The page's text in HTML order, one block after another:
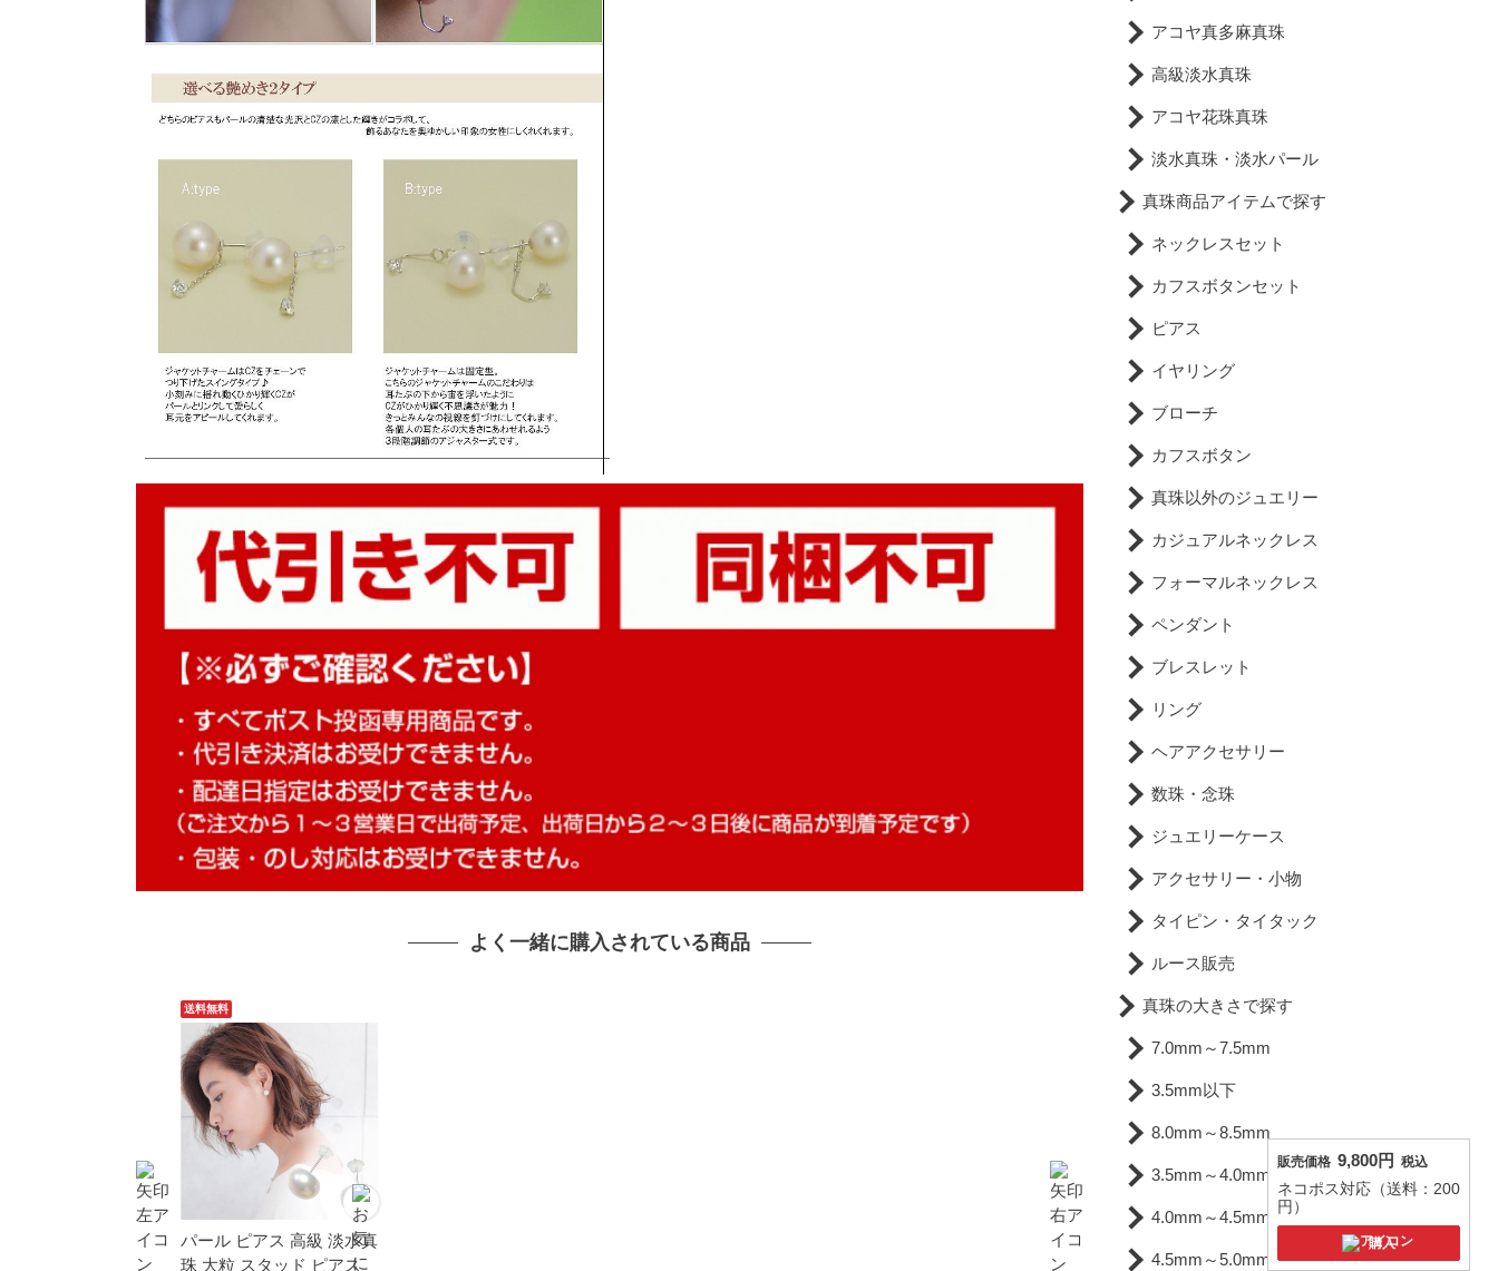
よく一緒に購入されている商品
送料無料
パール ピアス 高級 淡水真
珠 大粒 スタッド ピアス
アコヤ真多麻真珠
高級淡水真珠
アコヤ花珠真珠
淡水真珠・淡水パール
真珠商品アイテムで探す
ネックレスセット
カフスボタンセット
ピアス
イヤリング
ブローチ
カフスボタン
真珠以外のジュエリー
カジュアルネックレス
フォーマルネックレス
ペンダント
ブレスレット
リング
ヘアアクセサリー
数珠・念珠
ジュエリーケース
アクセサリー・小物
タイピン・タイタック
ルース販売
真珠の大きさで探す
7.0mm～7.5mm
3.5mm以下
8.0mm～8.5mm
3.5mm～4.0mm
4.0mm～4.5mm
4.5mm～5.0mm
販売価格 9,800円 税込
ネコポス対応（送料：200
円）
購入